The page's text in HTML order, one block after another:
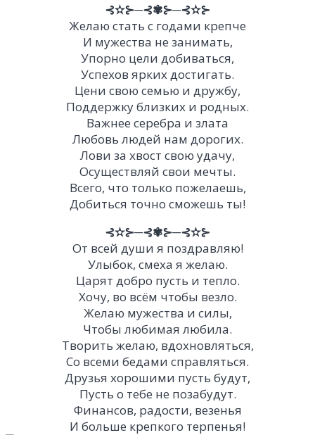
⊰✫⊱─⊰✾⊱─⊰✫⊱
Желаю стать с годами крепче
И мужества не занимать,
Упорно цели добиваться,
Успехов ярких достигать.
Цени свою семью и дружбу,
Поддержку близких и родных.
Важнее серебра и злата
Любовь людей нам дорогих.
Лови за хвост свою удачу,
Осуществляй свои мечты.
Всего, что только пожелаешь,
Добиться точно сможешь ты!
⊰✫⊱─⊰✾⊱─⊰✫⊱
От всей души я поздравляю!
Улыбок, смеха я желаю.
Царят добро пусть и тепло.
Хочу, во всём чтобы везло.
Желаю мужества и силы,
Чтобы любимая любила.
Творить желаю, вдохновляться,
Со всеми бедами справляться.
Друзья хорошими пусть будут,
Пусть о тебе не позабудут.
Финансов, радости, везенья
И больше крепкого терпенья!